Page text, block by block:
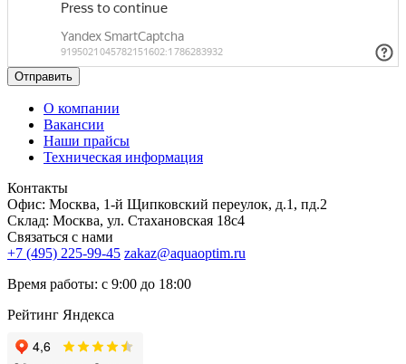
Отправить
О компании
Вакансии
Наши прайсы
Техническая информация
Контакты
Офис: Москва, 1-й Щипковский переулок, д.1, пд.2
Склад: Москва, ул. Стахановская 18с4
Связаться с нами
+7 (495) 225-99-45 zakaz@aquaoptim.ru
Время работы: с 9:00 до 18:00
Рейтинг Яндекса